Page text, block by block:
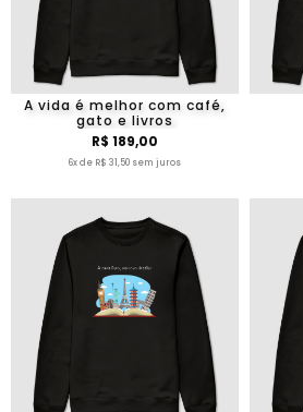
A vida é melhor com café,
gato e livros
R$ 189,00
6x de R$ 31,50 sem juros